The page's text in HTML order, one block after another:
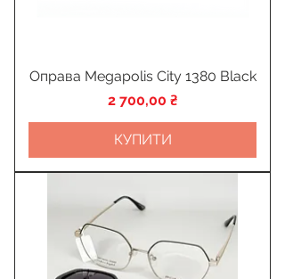
Оправа Megapolis City 1380 Black
Ціна
2 700,00 ₴
КУПИТИ